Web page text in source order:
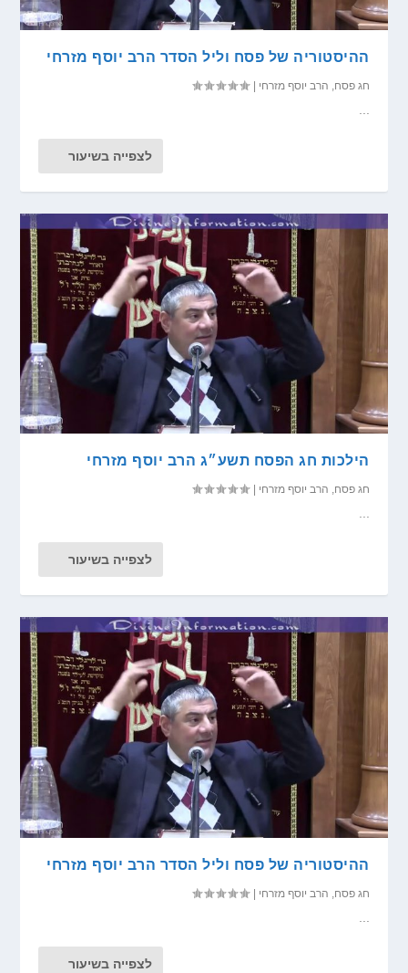
ההיסטוריה של פסח וליל הסדר הרב יוסף מזרחי
חג פסח הרב יוסף מזרחי |
לצפייה בשיעור
הילכות חג הפסח תשע״ג הרב יוסף מזרחי
חג פסח, הרב יוסף מזרחי |
...
לצפייה בשיעור
ההיסטוריה של פסח וליל הסדר הרב יוסף מזרחי
חג פסח, הרב יוסף מזרחי |
לצפייה בשיעור